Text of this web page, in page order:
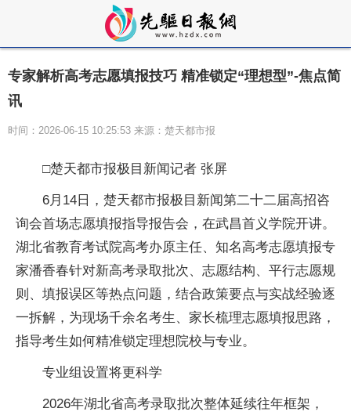
专家解析高考志愿填报技巧 精准锁定“理想型”-焦点简
讯
时间：2026-06-15 10:25:53 来源：楚天都市报
□楚天都市报极目新闻记者 张屏
6月14日，楚天都市报极目新闻第二十二届高招咨
询会首场志愿填报指导报告会，在武昌首义学院开讲。
湖北省教育考试院高考办原主任、知名高考志愿填报专
家潘香春针对新高考录取批次、志愿结构、平行志愿规
则、填报误区等热点问题，结合政策要点与实战经验逐
一拆解，为现场千余名考生、家长梳理志愿填报思路，
指导考生如何精准锁定理想院校与专业。
专业组设置将更科学
2026年湖北省高考录取批次整体延续往年框架，